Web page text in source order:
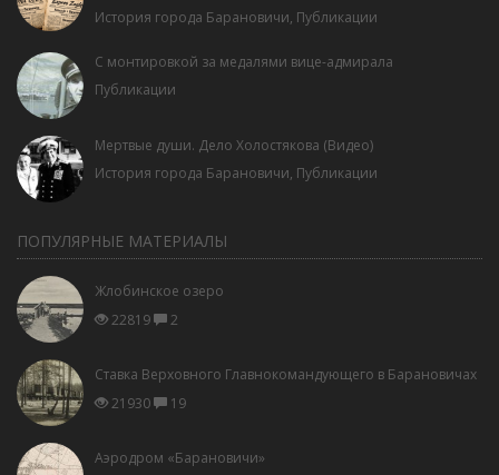
История города Барановичи, Публикации
С монтировкой за медалями вице-адмирала
Публикации
Мертвые души. Дело Холостякова (Видео)
История города Барановичи, Публикации
ПОПУЛЯРНЫЕ МАТЕРИАЛЫ
Жлобинское озеро
22819
2
Ставка Верховного Главнокомандующего в Барановичах
21930
19
Аэродром «Барановичи»